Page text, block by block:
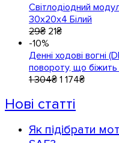
Світлодіодний
30x20x4 Білий
29₴ 21₴
-10%
Денні ходові вогні
повороту, що
1 304₴ 1 174₴
Нові статті
Як підібрати